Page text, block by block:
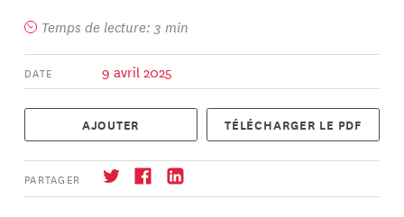
Temps de lecture: 3 min
DATE 9 avril 2025
AJOUTER TÉLÉCHARGER LE PDF
PARTAGER